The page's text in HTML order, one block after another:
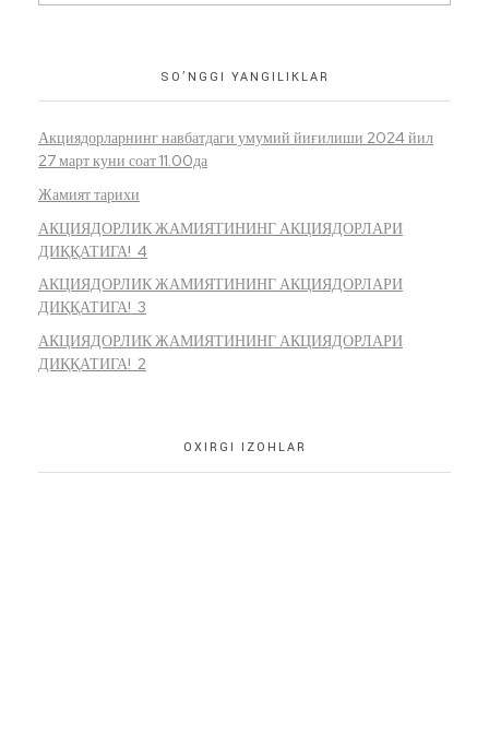
SO’NGGI YANGILIKLAR
Акциядорларнинг навбатдаги умумий йиғилиши 2024 йил
27 март куни соат 11.00да
Жамият тарихи
АКЦИЯДОРЛИК ЖАМИЯТИНИНГ АКЦИЯДОРЛАРИ
ДИҚҚАТИГА! 4
АКЦИЯДОРЛИК ЖАМИЯТИНИНГ АКЦИЯДОРЛАРИ
ДИҚҚАТИГА! 3
АКЦИЯДОРЛИК ЖАМИЯТИНИНГ АКЦИЯДОРЛАРИ
ДИҚҚАТИГА! 2
OXIRGI IZOHLAR